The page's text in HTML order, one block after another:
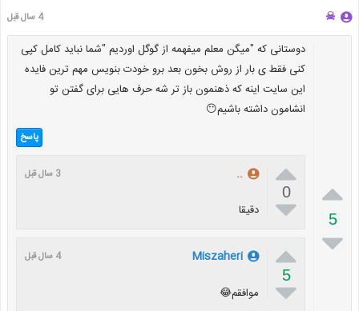
☠ 4 سال قبل

5

دوستانی که "میگن معلم میفهمه از گوگل اوردیم "شما نباید کامل کپی
کنی فقط ی بار از روش بخون بعد برو خودت بنویس مهم ترین فایده
این سایت اینه که ذهنمون باز تر شه حرف هایی برای گفتن تو
انشامون داشته باشیم😶
پاسخ

0

.. 3 سال قبل
دقیقا

5

Miszaheri 4 سال قبل
موافقم😂